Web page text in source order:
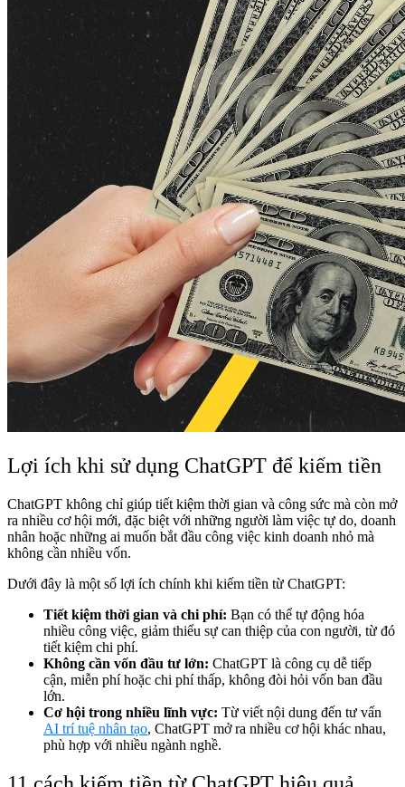
Lợi ích khi sử dụng ChatGPT để kiếm tiền
ChatGPT không chỉ giúp tiết kiệm thời gian và công sức mà còn mở
ra nhiều cơ hội mới, đặc biệt với những người làm việc tự do, doanh
nhân hoặc những ai muốn bắt đầu công việc kinh doanh nhỏ mà
không cần nhiều vốn.
Dưới đây là một số lợi ích chính khi kiếm tiền từ ChatGPT:
Tiết kiệm thời gian và chi phí: Bạn có thể tự động hóa
nhiều công việc, giảm thiểu sự can thiệp của con người, từ đó
tiết kiệm chi phí.
Không cần vốn đầu tư lớn: ChatGPT là công cụ dễ tiếp
cận, miễn phí hoặc chi phí thấp, không đòi hỏi vốn ban đầu
lớn.
Cơ hội trong nhiều lĩnh vực: Từ viết nội dung đến tư vấn
AI trí tuệ nhân tạo, ChatGPT mở ra nhiều cơ hội khác nhau,
phù hợp với nhiều ngành nghề.